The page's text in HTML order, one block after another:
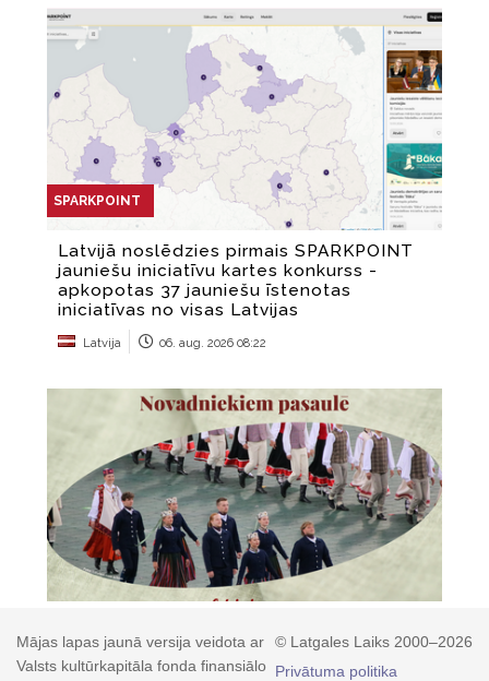
© Latgales Laiks 2000–2026
Privātuma politika
Mājas lapas jaunā versija veidota ar
Valsts kultūrkapitāla fonda finansiālo